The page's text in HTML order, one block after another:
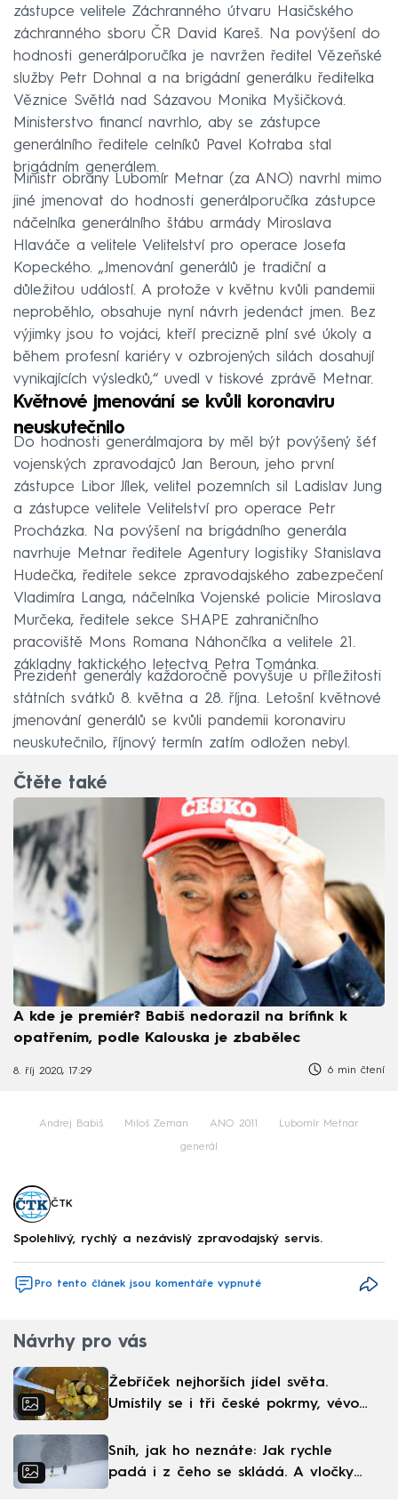
zástupce velitele Záchranného útvaru Hasičského
záchranného sboru ČR David Kareš. Na povýšení do
hodnosti generálporučíka je navržen ředitel Vězeňské
služby Petr Dohnal a na brigádní generálku ředitelka
Věznice Světlá nad Sázavou Monika Myšičková.
Ministerstvo financí navrhlo, aby se zástupce
generálního ředitele celníků Pavel Kotraba stal
brigádním generálem.
Ministr obrany Lubomír Metnar (za ANO) navrhl mimo
jiné jmenovat do hodnosti generálporučíka zástupce
náčelníka generálního štábu armády Miroslava
Hlaváče a velitele Velitelství pro operace Josefa
Kopeckého. „Jmenování generálů je tradiční a
důležitou událostí. A protože v květnu kvůli pandemii
neproběhlo, obsahuje nyní návrh jedenáct jmen. Bez
výjimky jsou to vojáci, kteří precizně plní své úkoly a
během profesní kariéry v ozbrojených silách dosahují
vynikajících výsledků,“ uvedl v tiskové zprávě Metnar.
Květnové jmenování se kvůli koronaviru
neuskutečnilo
Do hodnosti generálmajora by měl být povýšený šéf
vojenských zpravodajců Jan Beroun, jeho první
zástupce Libor Jílek, velitel pozemních sil Ladislav Jung
a zástupce velitele Velitelství pro operace Petr
Procházka. Na povýšení na brigádního generála
navrhuje Metnar ředitele Agentury logistiky Stanislava
Hudečka, ředitele sekce zpravodajského zabezpečení
Vladimíra Langa, náčelníka Vojenské policie Miroslava
Murčeka, ředitele sekce SHAPE zahraničního
pracoviště Mons Romana Náhončíka a velitele 21.
základny taktického letectva Petra Tománka.
Prezident generály každoročně povyšuje u příležitosti
státních svátků 8. května a 28. října. Letošní květnové
jmenování generálů se kvůli pandemii koronaviru
neuskutečnilo, říjnový termín zatím odložen nebyl.
Čtěte také
A kde je premiér? Babiš nedorazil na brífink k
opatřením, podle Kalouska je zbabělec
8. říj 2020, 17:29 6 min čtení
Andrej Babiš Miloš Zeman ANO 2011 Lubomír Metnar
generál
ČTK
Spolehlivý, rychlý a nezávislý zpravodajský servis.
Pro tento článek jsou komentáře vypnuté
Návrhy pro vás
Žebříček nejhorších jídel světa.
Umístily se i tři české pokrmy, vévodí
Sníh, jak ho neznáte: Jak rychle
padá i z čeho se skládá. A vločky